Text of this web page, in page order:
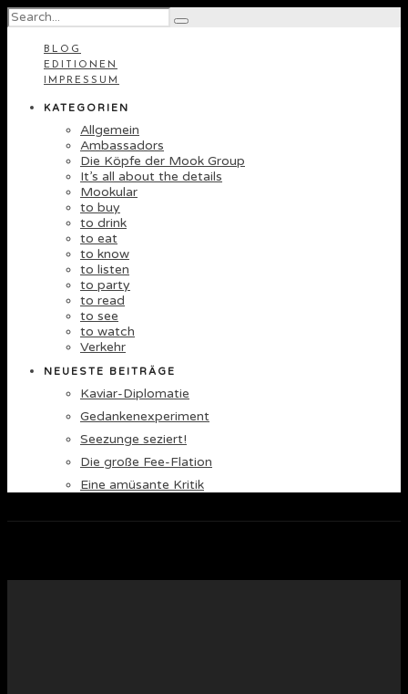
BLOG
EDITIONEN
IMPRESSUM
KATEGORIEN
Allgemein
Ambassadors
Die Köpfe der Mook Group
It’s all about the details
Mookular
to buy
to drink
to eat
to know
to listen
to party
to read
to see
to watch
Verkehr
NEUESTE BEITRÄGE
Kaviar-Diplomatie
Gedankenexperiment
Seezunge seziert!
Die große Fee-Flation
Eine amüsante Kritik